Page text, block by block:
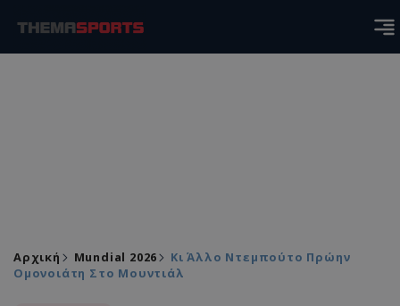
Αρχική Mundial 2026
Κι Άλλο Ντεμπούτο Πρώην
Ομονοιάτη Στο Μουντιάλ